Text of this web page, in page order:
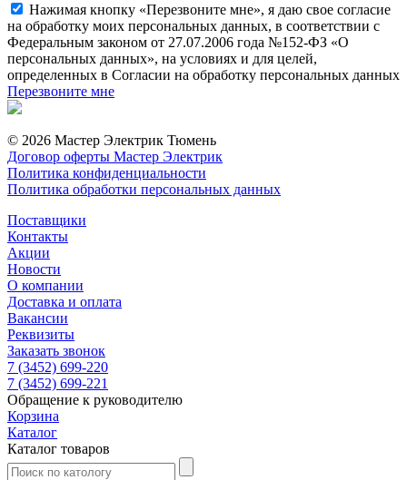
Нажимая кнопку «Перезвоните мне», я даю свое согласие
на обработку моих персональных данных, в соответствии с
Федеральным законом от 27.07.2006 года №152-ФЗ «О
персональных данных», на условиях и для целей,
определенных в Согласии на обработку персональных данных
Перезвоните мне
© 2026 Мастер Электрик Тюмень
Договор оферты Мастер Электрик
Политика конфиденциальности
Политика обработки персональных данных
Поставщики
Контакты
Акции
Новости
О компании
Доставка и оплата
Вакансии
Реквизиты
Заказать звонок
7 (3452) 699-220
7 (3452) 699-221
Обращение к руководителю
Корзина
Каталог
Каталог товаров